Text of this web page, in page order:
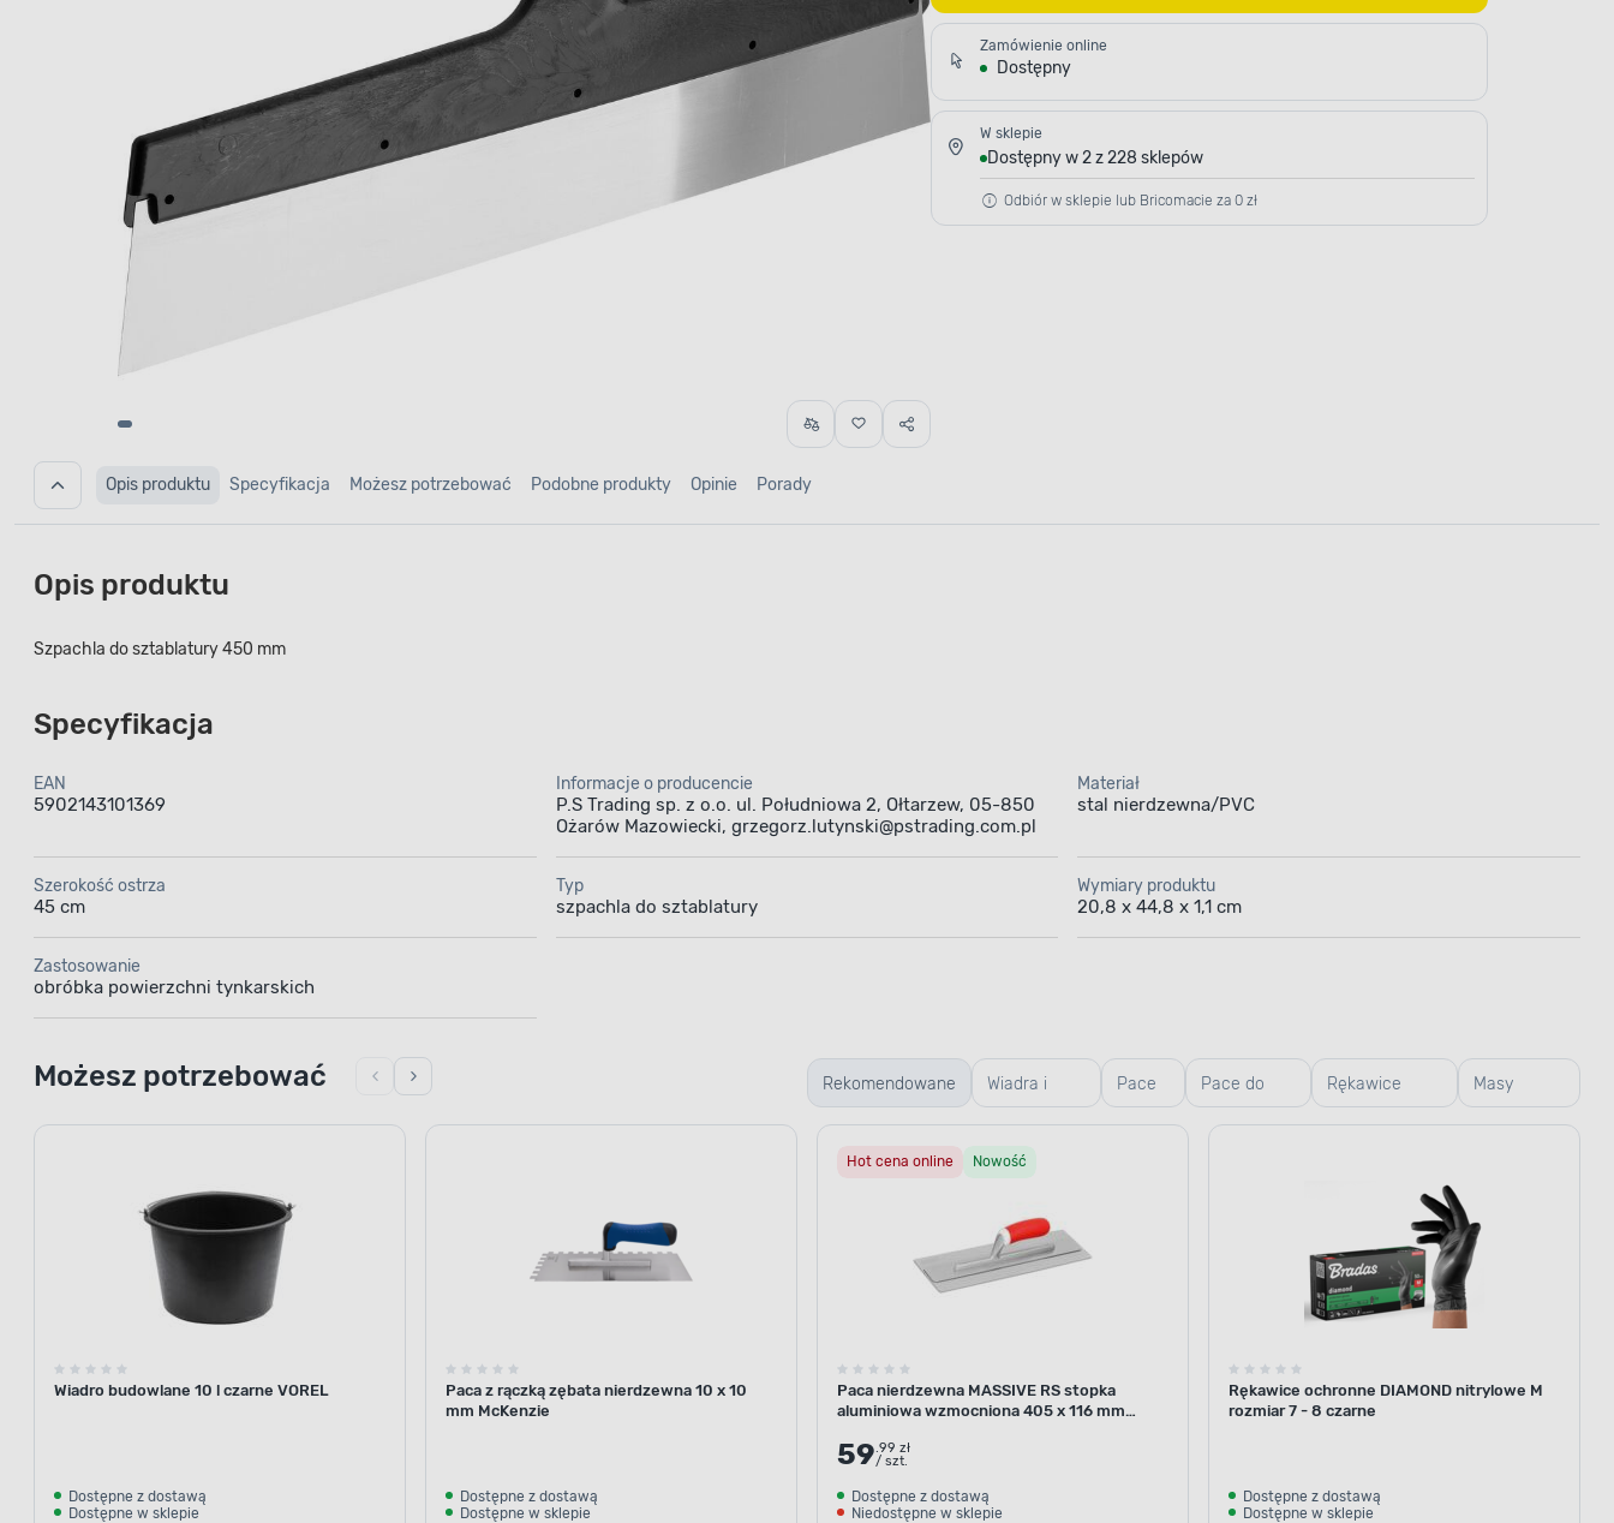
Zamówienie online
Dostępny
W sklepie
Dostępny w 2 z 228 sklepów
Odbiór w sklepie lub Bricomacie za 0 zł
Opis produktu Specyfikacja Możesz potrzebować Podobne produkty Opinie Porady
Opis produktu
Szpachla do sztablatury 450 mm
Specyfikacja
EAN
5902143101369
Informacje o producencie
P.S Trading sp. z o.o. ul. Południowa 2, Ołtarzew, 05-850
Ożarów Mazowiecki, grzegorz.lutynski@pstrading.com.pl
Materiał
stal nierdzewna/PVC
Szerokość ostrza
45 cm
Typ
szpachla do sztablatury
Wymiary produktu
20,8 x 44,8 x 1,1 cm
Zastosowanie
obróbka powierzchni tynkarskich
Rekomendowane Wiadra i Pace Pace do
gładzi,
Rękawice Masy
Możesz potrzebować
Wiadro budowlane 10 l czarne VOREL
Dostępne z dostawą
Dostępne w sklepie
Paca z rączką zębata nierdzewna 10 x 10
mm McKenzie
Dostępne z dostawą
Dostępne w sklepie
Hot cena online Nowość
Paca nierdzewna MASSIVE RS stopka
aluminiowa wzmocniona 405 x 116 mm
59.99 zł
/ szt.
Dostępne z dostawą
Niedostępne w sklepie
Rękawice ochronne DIAMOND nitrylowe M
rozmiar 7 - 8 czarne
Dostępne z dostawą
Dostępne w sklepie